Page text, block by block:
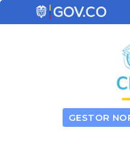
GESTOR